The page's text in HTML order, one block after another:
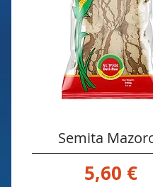
Semita
Precio
5,60 €